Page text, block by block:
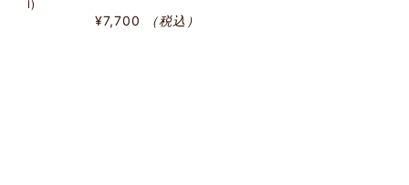
l)
¥7,700 （税込）